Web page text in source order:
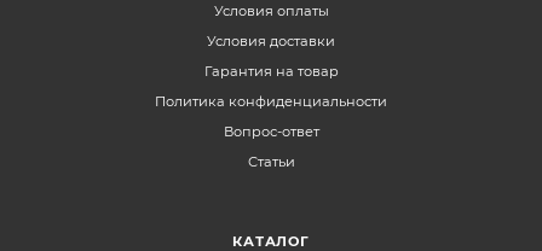
Условия оплаты
Условия доставки
Гарантия на товар
Политика конфиденциальности
Вопрос-ответ
Статьи
КАТАЛОГ